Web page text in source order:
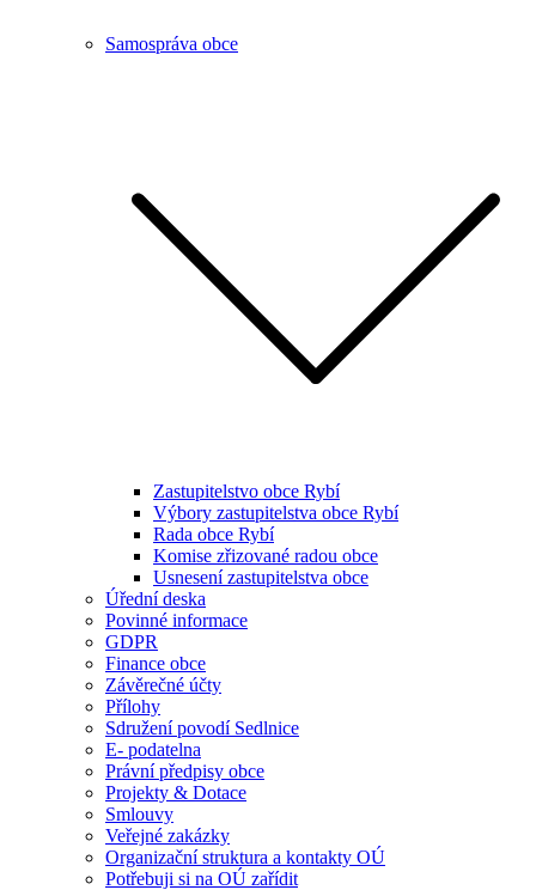
Samospráva obce
Zastupitelstvo obce Rybí
Výbory zastupitelstva obce Rybí
Rada obce Rybí
Komise zřizované radou obce
Usnesení zastupitelstva obce
Úřední deska
Povinné informace
GDPR
Finance obce
Závěrečné účty
Přílohy
Sdružení povodí Sedlnice
E- podatelna
Právní předpisy obce
Projekty & Dotace
Smlouvy
Veřejné zakázky
Organizační struktura a kontakty OÚ
Potřebuji si na OÚ zařídit